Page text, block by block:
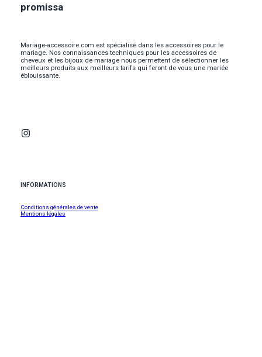
promissa
INFORMATIONS
Conditions générales de vente
Mentions légales
Mariage-accessoire.com est spécialisé dans les accessoires pour le
mariage. Nos connaissances techniques pour les accessoires de
cheveux et les bijoux de mariage nous permettent de sélectionner les
meilleurs produits aux meilleurs tarifs qui feront de vous une mariée
éblouissante.